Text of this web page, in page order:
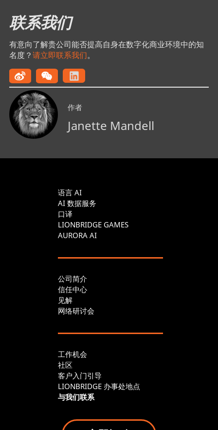
联系我们
有意向了解贵公司能否提高自身在数字化商业环境中的知
名度？ 请立即联系我们。
作者
Janette Mandell
语言 AI
AI 数据服务
口译
LIONBRIDGE GAMES
AURORA AI
公司简介
信任中心
见解
网络研讨会
工作机会
社区
客户入门引导
LIONBRIDGE 办事处地点
与我们联系